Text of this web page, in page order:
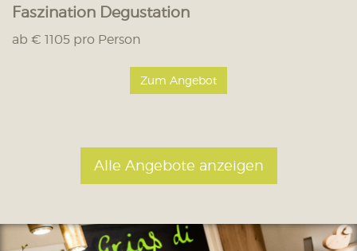
Faszination Degustation
ab € 1105 pro Person
Zum Angebot
Alle Angebote anzeigen